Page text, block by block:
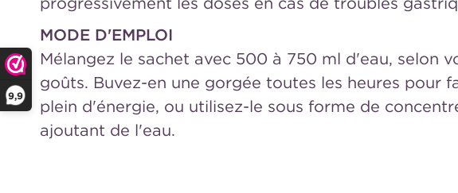
9,9
MODE D'EMPLOI
Mélangez le sachet avec 500 à 750 ml d'eau, selon
goûts. Buvez-en une gorgée toutes les heures pour
plein d'énergie, ou utilisez-le sous forme de
ajoutant de l'eau.